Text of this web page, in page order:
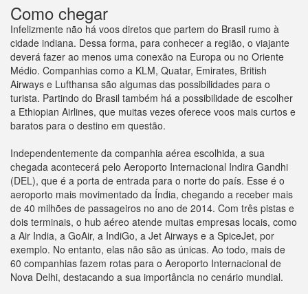
Como chegar
Infelizmente não há voos diretos que partem do Brasil rumo à
cidade indiana. Dessa forma, para conhecer a região, o viajante
deverá fazer ao menos uma conexão na Europa ou no Oriente
Médio. Companhias como a KLM, Quatar, Emirates, British
Airways e Lufthansa são algumas das possibilidades para o
turista. Partindo do Brasil também há a possibilidade de escolher
a Ethiopian Airlines, que muitas vezes oferece voos mais curtos e
baratos para o destino em questão.
Independentemente da companhia aérea escolhida, a sua
chegada acontecerá pelo Aeroporto Internacional Indira Gandhi
(DEL), que é a porta de entrada para o norte do país. Esse é o
aeroporto mais movimentado da Índia, chegando a receber mais
de 40 milhões de passageiros no ano de 2014. Com três pistas e
dois terminais, o hub aéreo atende muitas empresas locais, como
a Air India, a GoAir, a IndiGo, a Jet Airways e a SpiceJet, por
exemplo. No entanto, elas não são as únicas. Ao todo, mais de
60 companhias fazem rotas para o Aeroporto Internacional de
Nova Delhi, destacando a sua importância no cenário mundial.